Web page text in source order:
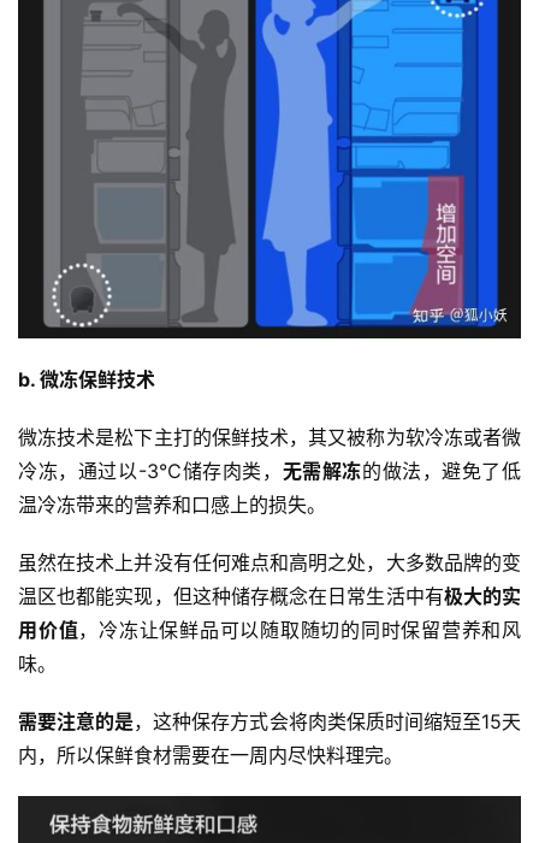
b. 微冻保鲜技术
微冻技术是松下主打的保鲜技术，其又被称为软冷冻或者微
冷冻，通过以-3℃储存肉类， 无需解冻的做法，避免了低
温冷冻带来的营养和口感上的损失。
虽然在技术上并没有任何难点和高明之处，大多数品牌的变
温区也都能实现，但这种储存概念在日常生活中有极大的实
用价值，冷冻让保鲜品可以随取随切的同时保留营养和风
味。
需要注意的是，这种保存方式会将肉类保质时间缩短至15天
内，所以保鲜食材需要在一周内尽快料理完。